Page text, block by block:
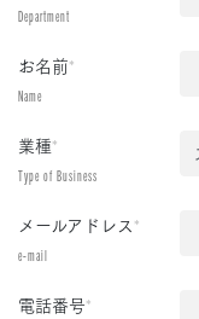
Department
お名前*
Name
業種*
Type of Business
メールアドレス*
e-mail
電話番号*